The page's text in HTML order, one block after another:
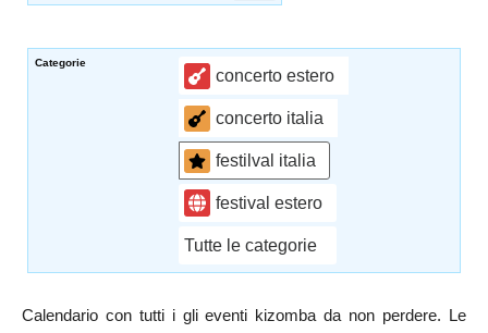
Categorie
concerto estero
concerto italia
festilval italia
festival estero
Tutte le categorie
Calendario con tutti i gli eventi kizomba da non perdere. Le